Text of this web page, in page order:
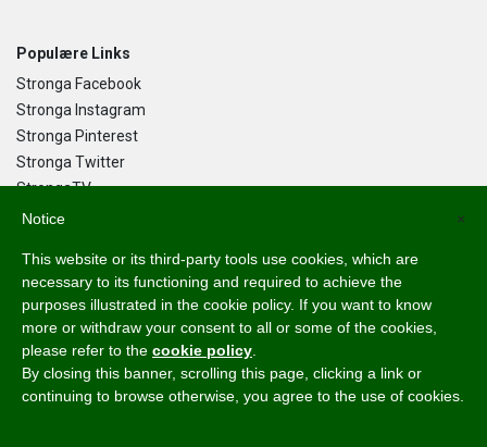
Populære Links
Stronga Facebook
Stronga Instagram
Stronga Pinterest
Stronga Twitter
StrongaTV
Downloads
HookLoada UK Brochure
DumpLoada UK Brochure
DumpLoada Half Pipe UK Brochure
×
Notice
This website or its third-party tools use cookies, which are
necessary to its functioning and required to achieve the
purposes illustrated in the cookie policy. If you want to know
more or withdraw your consent to all or some of the cookies,
please refer to the cookie policy
By closing this banner, scrolling this page, clicking a link or
continuing to browse otherwise, you agree to the use of cookies.